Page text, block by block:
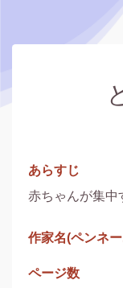
あらすじ
赤ちゃんが集中
作家名(ペンネ
ページ数